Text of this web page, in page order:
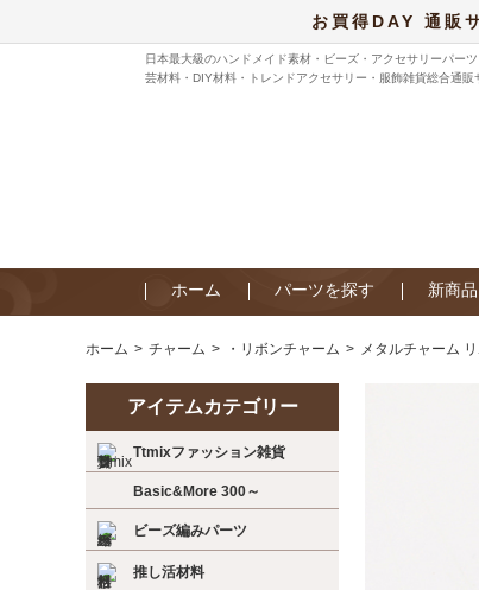
お買得DAY 通販
日本最大級のハンドメイド素材・ビーズ・アクセサリーパー
芸材料・DIY材料・トレンドアクセサリー・服飾雑貨総合通販
ホーム パーツを探す 新商品
ホーム チャーム ・リボンチャーム メタルチャーム
アイテムカテゴリー
Ttmixファッション雑貨
Basic&More 300～
ビーズ編みパーツ
推し活材料